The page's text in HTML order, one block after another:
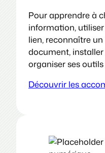
Pour apprendre à
information,
lien, reconnaître
document,
organiser ses
Découvrir les